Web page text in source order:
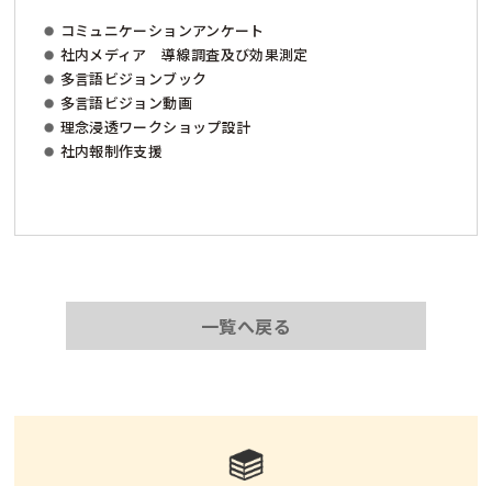
コミュニケーションアンケート
社内メディア 導線調査及び効果測定
多言語ビジョンブック
多言語ビジョン動画
理念浸透ワークショップ設計
社内報制作支援
一覧へ戻る